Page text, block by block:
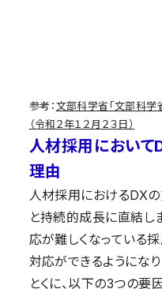
参考：文部科学省「文部科学
（令和２年１２月２３日）
人材採用において
理由
人材採用におけるDX
と持続的成長に直結し
応が難しくなっている
対応ができるようになり
とくに、以下の3つの